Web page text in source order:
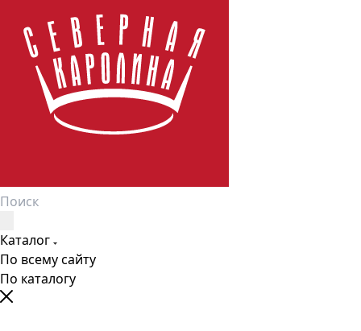
Каталог
По всему сайту
По каталогу